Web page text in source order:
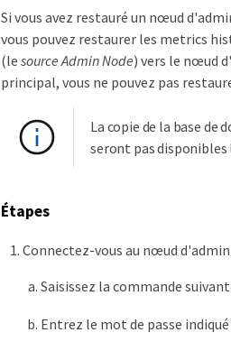
Si vous avez restauré un nœud
vous pouvez restaurer les metrics
(le source Admin Node) vers le nœud
principal, vous ne pouvez pas
La copie de la base de
seront pas
Étapes
Connectez-vous au nœud
Saisissez la commande
Entrez le mot de passe indiqué